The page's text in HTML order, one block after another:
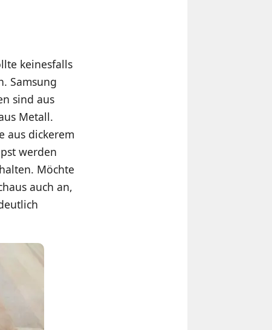
keinesfalls
Samsung
sind aus
Metall.
aus dickerem
werden
Möchte
auch an,